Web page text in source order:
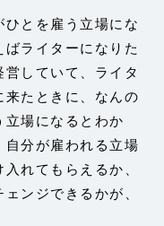
とを雇う立場にな
ライターになりた
していて、ライタ
来たときに、なんの
場になるとわか
自分が雇われる立場
れてもらえるか、
ンジできるかが、